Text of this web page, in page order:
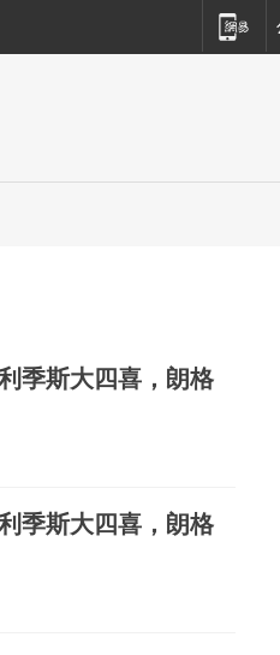
季斯大四喜，朗格
季斯大四喜，朗格